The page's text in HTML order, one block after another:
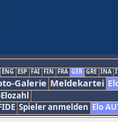
ENG ESP FAI FIN FRA GER GRE INA
Galerie Meldekartei
Spieler anmelden Elo